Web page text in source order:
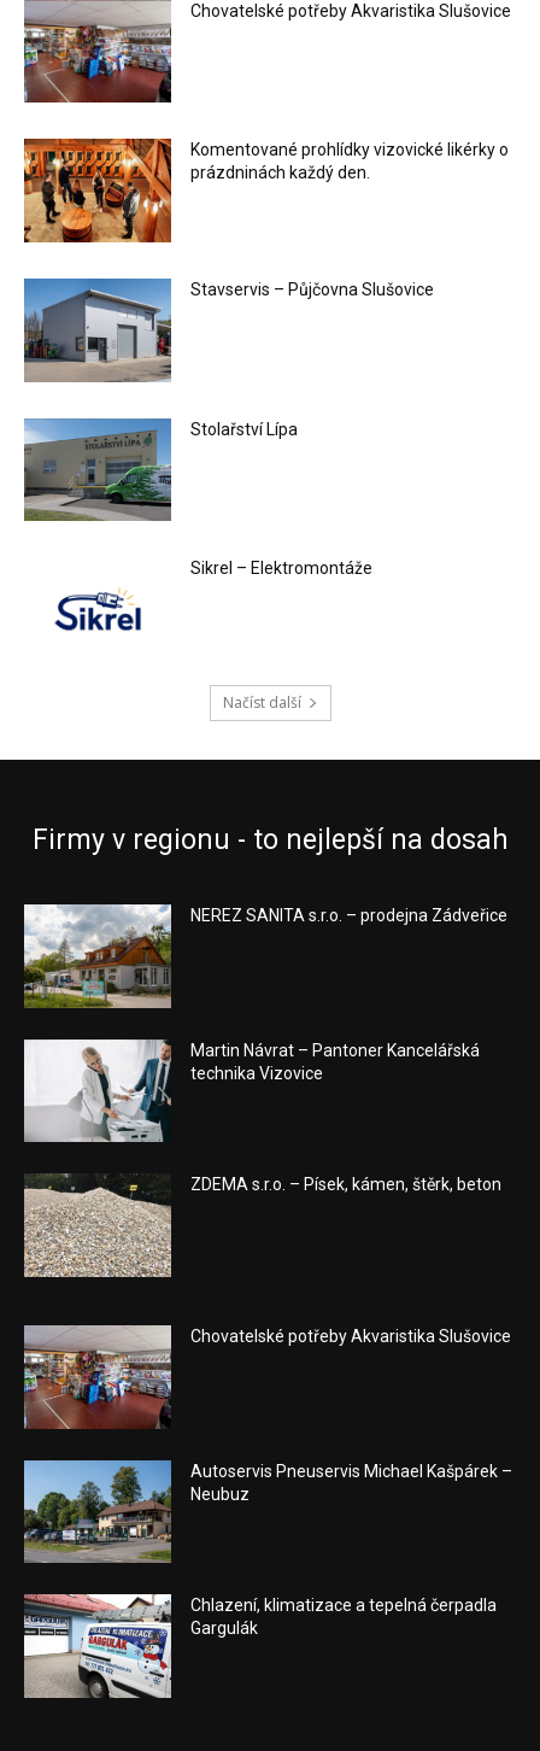
Chovatelské potřeby Akvaristika Slušovice
Komentované prohlídky vizovické likérky o
prázdninách každý den.
Stavservis – Půjčovna Slušovice
Stolařství Lípa
Sikrel – Elektromontáže
Načíst další
Firmy v regionu - to nejlepší na dosah
NEREZ SANITA s.r.o. – prodejna Zádveřice
Martin Návrat – Pantoner Kancelářská
technika Vizovice
ZDEMA s.r.o. – Písek, kámen, štěrk, beton
Chovatelské potřeby Akvaristika Slušovice
Autoservis Pneuservis Michael Kašpárek –
Neubuz
Chlazení, klimatizace a tepelná čerpadla
Gargulák